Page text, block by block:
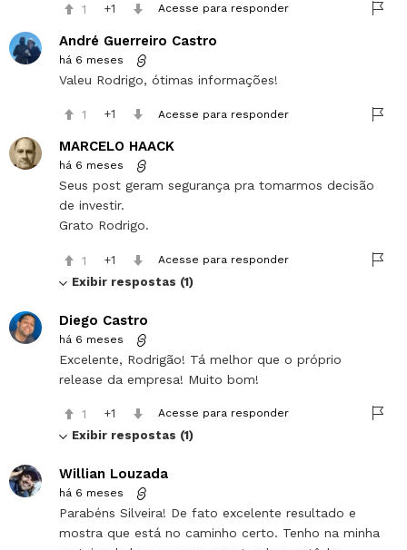
1 1 Acesse para responder
André Guerreiro Castro
há 6 meses
Valeu Rodrigo, ótimas informações!
1 1 Acesse para responder
MARCELO HAACK
há 6 meses
Seus post geram segurança pra tomarmos decisão
de investir.
Grato Rodrigo.
1 1 Acesse para responder
Exibir respostas (1)
Diego Castro
há 6 meses
Excelente, Rodrigão! Tá melhor que o próprio
release da empresa! Muito bom!
1 1 Acesse para responder
Exibir respostas (1)
Willian Louzada
há 6 meses
Parabéns Silveira! De fato excelente resultado e
mostra que está no caminho certo. Tenho na minha